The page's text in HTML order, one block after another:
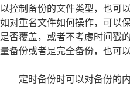
以控制备份的文件类型，也可
如对重名文件如何操作，可以
是否覆盖，或者不考虑时间戳
量备份或者是完全备份，也可
定时备份时可以对备份的内